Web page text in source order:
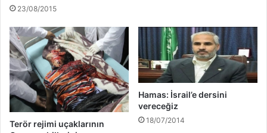
23/08/2015
Terör rejimi uçaklarının
Hamas: İsrail’e dersini
vereceğiz
18/07/2014